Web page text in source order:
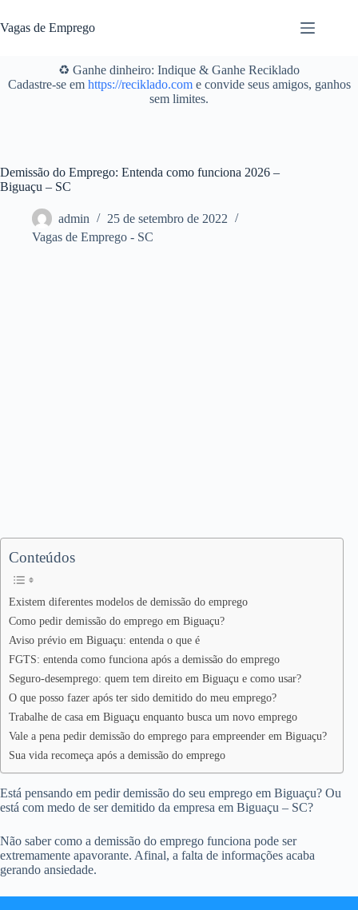
para
o
Vagas de Emprego
♻️ Ganhe dinheiro: Indique & Ganhe Reciklado
Cadastre-se em https://reciklado.come convide seus amigos, ganhos
sem limites.
Demissão do Emprego: Entenda como funciona 2026 –
Biguaçu – SC
admin
25 de setembro de 2022
Vagas de Emprego - SC
Conteúdos
Existem diferentes modelos de demissão do emprego
Como pedir demissão do emprego em Biguaçu?
Aviso prévio em Biguaçu: entenda o que é
FGTS: entenda como funciona após a demissão do emprego
Seguro-desemprego: quem tem direito em Biguaçu e como usar?
O que posso fazer após ter sido demitido do meu emprego?
Trabalhe de casa em Biguaçu enquanto busca um novo emprego
Vale a pena pedir demissão do emprego para empreender em Biguaçu?
Sua vida recomeça após a demissão do emprego
Está pensando em pedir demissão do seu emprego em Biguaçu? Ou
está com medo de ser demitido da empresa em Biguaçu – SC?
Não saber como a demissão do emprego funciona pode ser
extremamente apavorante. Afinal, a falta de informações acaba
gerando ansiedade.